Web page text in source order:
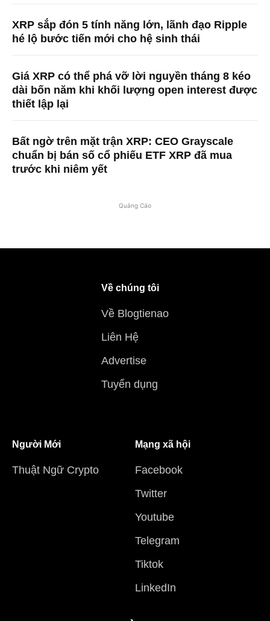
XRP sắp đón 5 tính năng lớn, lãnh đạo Ripple
hé lộ bước tiến mới cho hệ sinh thái
Giá XRP có thể phá vỡ lời nguyền tháng 8 kéo
dài bốn năm khi khối lượng open interest được
thiết lập lại
Bất ngờ trên mặt trận XRP: CEO Grayscale
chuẩn bị bán số cổ phiếu ETF XRP đã mua
trước khi niêm yết
Quảng Cáo
Về chúng tôi
Về Blogtienao
Liên Hệ
Advertise
Tuyển dụng
Người Mới
Thuật Ngữ Crypto
Mạng xã hội
Facebook
Twitter
Youtube
Telegram
Tiktok
LinkedIn